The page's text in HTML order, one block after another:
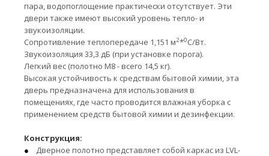
пара, водопоглощение практически отсутствует. Эти
двери также имеют высокий уровень тепло- и
звукоизоляции.
Сопротивление теплопередаче 1,151 м2*0С/Вт.
Звукоизоляция 33,3 дБ (при установке порога).
Легкий вес (полотно М8 - всего 14,5 кг).
Высокая устойчивость к средствам бытовой химии, эта
дверь предназначена для использования в
помещениях, где часто проводится влажная уборка с
применением средств бытовой химии и дезинфекции.
Конструкция:
Дверное полотно представляет cобой каркас из LVL-